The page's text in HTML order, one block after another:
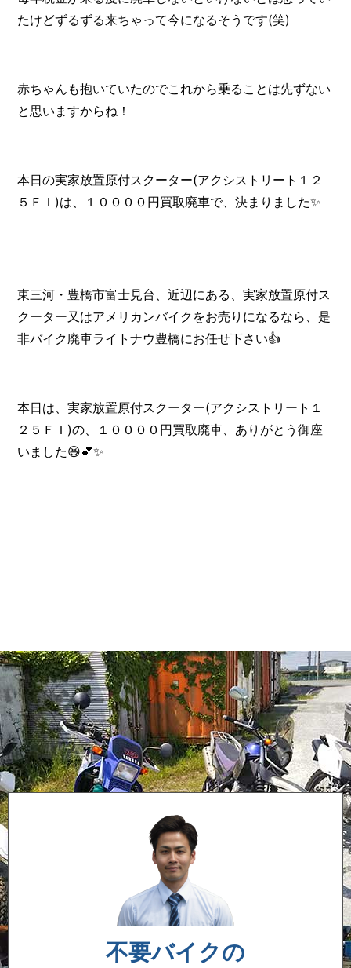
たけどずるずる来ちゃって今になるそうです(笑)
赤ちゃんも抱いていたのでこれから乗ることは先ずない
と思いますからね！
本日の実家放置原付スクーター(アクシストリート１２
５ＦＩ)は、１００００円買取廃車で、決まりました✨
東三河・豊橋市富士見台、近辺にある、実家放置原付ス
クーター又はアメリカンバイクをお売りになるなら、是
非バイク廃車ライトナウ豊橋にお任せ下さい👍️
本日は、実家放置原付スクーター(アクシストリート１
２５ＦＩ)の、１００００円買取廃車、ありがとう御座
いました😆💕✨
不要バイクの